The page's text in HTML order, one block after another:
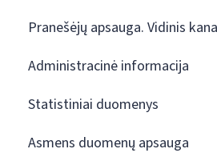
Pranešėjų apsauga. Vidinis
Administracinė informacija
Statistiniai duomenys
Asmens duomenų apsauga